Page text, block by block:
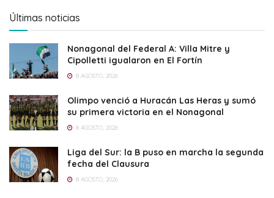
Últimas noticias
Nonagonal del Federal A: Villa Mitre y
Cipolletti igualaron en El Fortín
8 AGOSTO, 2026
Olimpo venció a Huracán Las Heras y sumó
su primera victoria en el Nonagonal
8 AGOSTO, 2026
Liga del Sur: la B puso en marcha la segunda
fecha del Clausura
8 AGOSTO, 2026